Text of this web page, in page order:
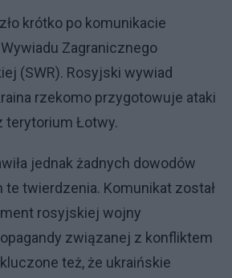
krótko po komunikacie
Zagranicznego
(SWR). Rosyjski wywiad
rzekomo przygotowuje ataki
terytorium Łotwy.
jednak żadnych dowodów
twierdzenia. Komunikat został
rosyjskiej wojny
związanej z konfliktem
też, że ukraińskie